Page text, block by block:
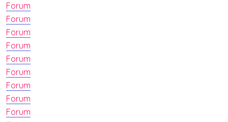
Forum
Forum
Forum
Forum
Forum
Forum
Forum
Forum
Forum